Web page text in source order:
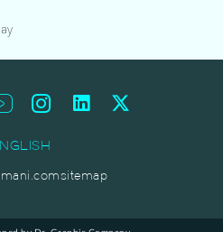
sitemap